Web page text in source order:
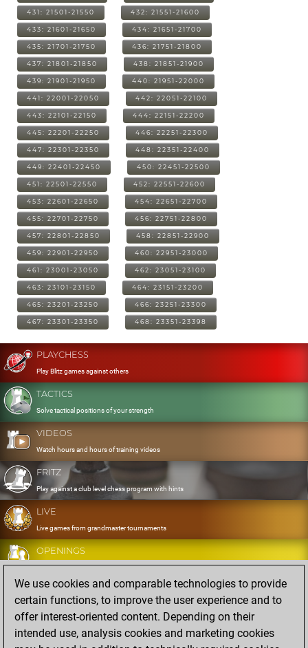
431: 21501-21550 432: 21551-21600
433: 21601-21650 434: 21651-21700
435: 21701-21750 436: 21751-21800
437: 21801-21850 438: 21851-21900
439: 21901-21950 440: 21951-22000
441: 22001-22050 442: 22051-22100
443: 22101-22150 444: 22151-22200
445: 22201-22250 446: 22251-22300
447: 22301-22350 448: 22351-22400
449: 22401-22450 450: 22451-22500
451: 22501-22550 452: 22551-22600
453: 22601-22650 454: 22651-22700
455: 22701-22750 456: 22751-22800
457: 22801-22850 458: 22851-22900
459: 22901-22950 460: 22951-23000
461: 23001-23050 462: 23051-23100
463: 23101-23150 464: 23151-23200
465: 23201-23250 466: 23251-23300
467: 23301-23350 468: 23351-23398
PLAYCHESS
Play Blitz games against others
TACTICS
Solve tactical positions of your strength
VIDEOS
Watch hours and hours of training videos
FRITZ
Play against a club level chess program with hints
LIVE
Live games from grandmaster tournaments
OPENINGS
Develop and exercise your openings
DATABASE
Eight million strong games
MYGAMES
Store and analyse your own games in the cloud
We use cookies and comparable technologies to provide
certain functions, to improve the user experience and to
offer interest-oriented content. Depending on their
intended use, analysis cookies and marketing cookies